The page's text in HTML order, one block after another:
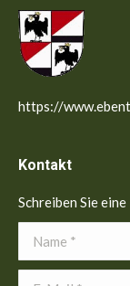
https://
Kontakt
Schreiben Sie
Name *
E-Mail *